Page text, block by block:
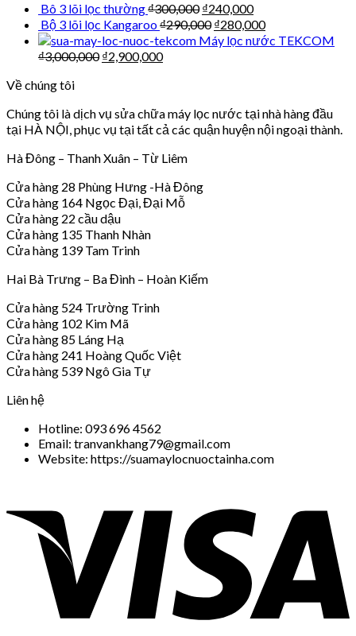
Bô 3 lõi lọc thường₫300,000 ₫240,000
Bộ 3 lõi lọc Kangaroo₫290,000 ₫280,000
Máy lọc nước TEKCOM
₫3,000,000 ₫2,900,000
Về chúng tôi
Chúng tôi là dịch vụ sửa chữa máy lọc nước tại nhà hàng đầu
tại HÀ NỘI, phục vụ tại tất cả các quận huyện nội ngoại thành.
Hà Đông – Thanh Xuân – Từ Liêm
Cửa hàng 28 Phùng Hưng -Hà Đông
Cửa hàng 164 Ngọc Đại, Đại Mỗ
Cửa hàng 22 cầu dậu
Cửa hàng 135 Thanh Nhàn
Cửa hàng 139 Tam Trinh
Hai Bà Trưng – Ba Đình – Hoàn Kiếm
Cửa hàng 524 Trường Trinh
Cửa hàng 102 Kim Mã
Cửa hàng 85 Láng Hạ
Cửa hàng 241 Hoàng Quốc Việt
Cửa hàng 539 Ngô Gia Tự
Liên hệ
Hotline: 093 696 4562
Email: tranvankhang79@gmail.com
Website: https://suamaylocnuoctainha.com